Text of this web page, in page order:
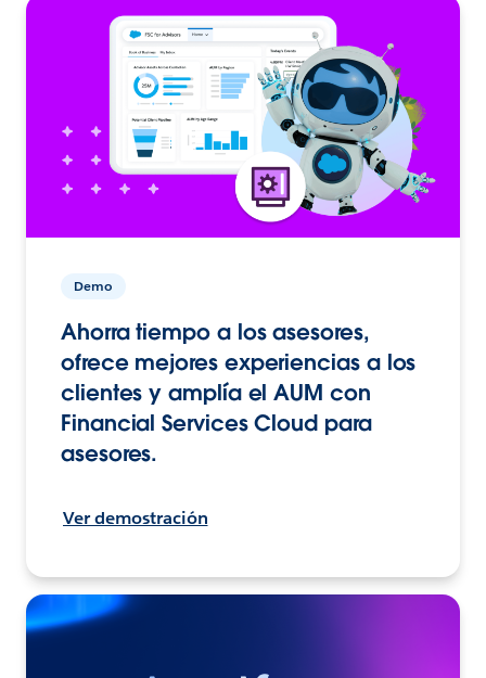
Demo
Ahorra tiempo a los asesores,
ofrece mejores experiencias a los
clientes y amplía el AUM con
Financial Services Cloud para
asesores.
Ver demostración